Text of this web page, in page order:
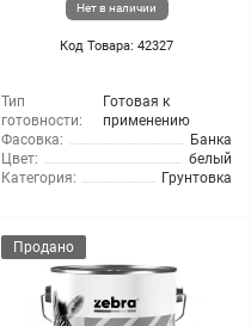
Нет в наличии
Код Товара: 42327
Тип
готовности:
Готовая к
применению
Фасовка:
Банка
Цвет:
белый
Категория:
Грунтовка
Продано